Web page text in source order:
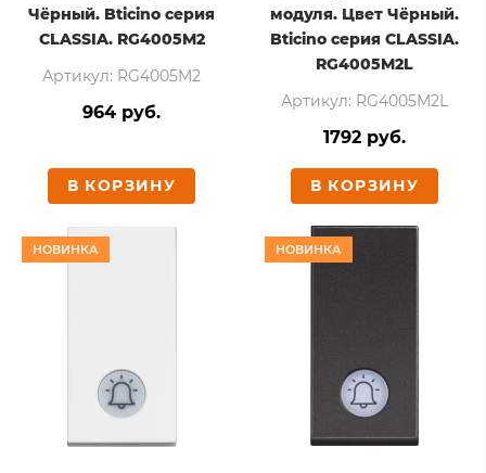
Чёрный. Bticino серия
CLASSIA. RG4005M2
Артикул: RG4005M2
964 руб.
В КОРЗИНУ
модуля. Цвет Чёрный.
Bticino серия CLASSIA.
RG4005M2L
Артикул: RG4005M2L
1792 руб.
В КОРЗИНУ
НОВИНКА НОВИНКА